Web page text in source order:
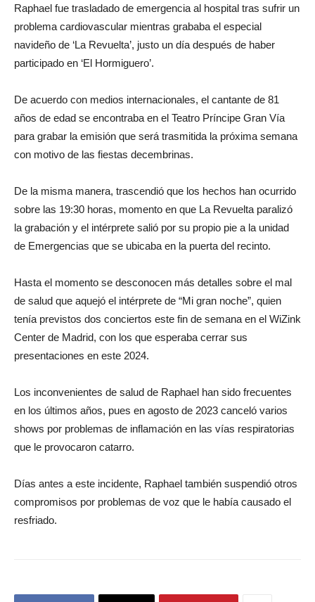
Raphael fue trasladado de emergencia al hospital tras sufrir un
problema cardiovascular mientras grababa el especial
navideño de ‘La Revuelta’, justo un día después de haber
participado en ‘El Hormiguero’.
De acuerdo con medios internacionales, el cantante de 81
años de edad se encontraba en el Teatro Príncipe Gran Vía
para grabar la emisión que será trasmitida la próxima semana
con motivo de las fiestas decembrinas.
De la misma manera, trascendió que los hechos han ocurrido
sobre las 19:30 horas, momento en que La Revuelta paralizó
la grabación y el intérprete salió por su propio pie a la unidad
de Emergencias que se ubicaba en la puerta del recinto.
Hasta el momento se desconocen más detalles sobre el mal
de salud que aquejó el intérprete de “Mi gran noche”, quien
tenía previstos dos conciertos este fin de semana en el WiZink
Center de Madrid, con los que esperaba cerrar sus
presentaciones en este 2024.
Los inconvenientes de salud de Raphael han sido frecuentes
en los últimos años, pues en agosto de 2023 canceló varios
shows por problemas de inflamación en las vías respiratorias
que le provocaron catarro.
Días antes a este incidente, Raphael también suspendió otros
compromisos por problemas de voz que le había causado el
resfriado.